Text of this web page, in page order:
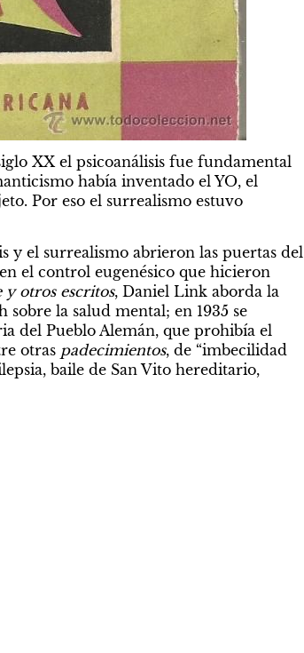
XX el psicoanálisis fue fundamental
había inventado el YO, el
Por eso el surrealismo estuvo
y el surrealismo abrieron las puertas del
el control eugenésico que hicieron
y otros escritos, Daniel Link aborda la
la salud mental; en 1935 se
del Pueblo Alemán, que prohibía el
otras padecimientos, de “imbecilidad
baile de San Vito hereditario,